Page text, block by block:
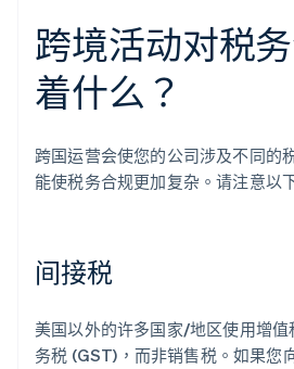
跨境活动对税
着什么？
跨国运营会使您的公司涉及不同的
能使税务合规更加复杂。请注意以
间接税
美国以外的许多国家/地区使用增值
务税 (GST)，而非销售税。如果您